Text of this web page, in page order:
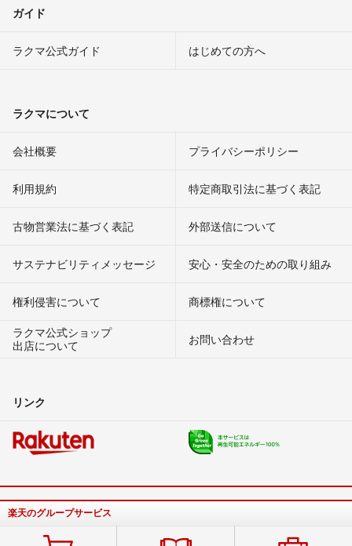
ガイド
ラクマ公式ガイド はじめての方へ
ラクマについて
会社概要 プライバシーポリシー
利用規約 特定商取引法に基づく表記
古物営業法に基づく表記 外部送信について
サステナビリティメッセージ 安心・安全のための取り組み
権利侵害について
商標権について
ラクマ公式ショップ
出店について
お問い合わせ
リンク
楽天のグループサービス